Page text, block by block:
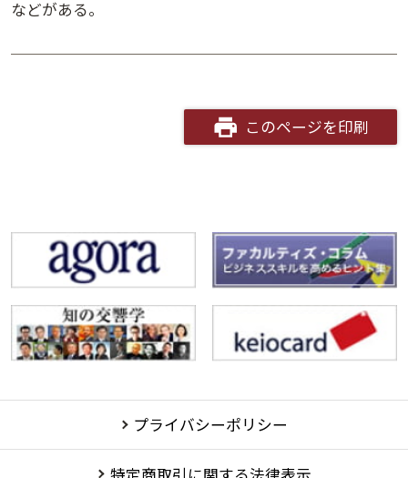
などがある。
このページを印刷
プライバシーポリシー